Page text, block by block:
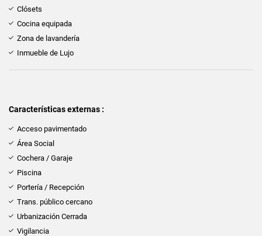
Clósets
Cocina equipada
Zona de lavandería
Inmueble de Lujo
Características externas :
Acceso pavimentado
Área Social
Cochera / Garaje
Piscina
Portería / Recepción
Trans. público cercano
Urbanización Cerrada
Vigilancia